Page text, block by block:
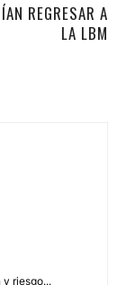
REGRESAR A
LA LBM
riesgo...